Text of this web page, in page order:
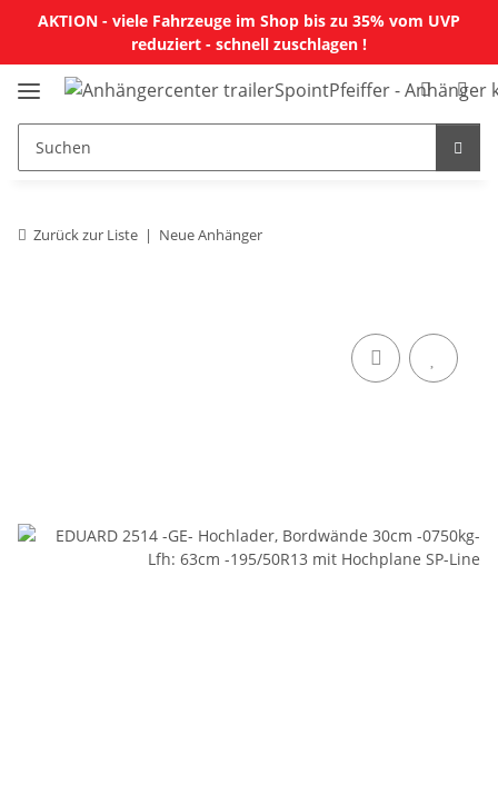
AKTION - viele Fahrzeuge im Shop bis zu 35% vom UVP
reduziert - schnell zuschlagen !
Zurück zur Liste Neue Anhänger